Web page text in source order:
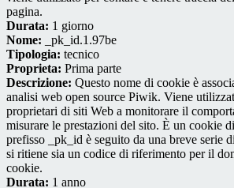
pagina.
Durata: 1 giorno
Nome: _pk_id.1.97be
Tipologia: tecnico
Proprieta: Prima parte
Descrizione: Questo nome di cookie è
analisi web open source Piwik. Viene
proprietari di siti Web a monitorare il
misurare le prestazioni del sito. È un cookie
prefisso _pk_id è seguito da una breve serie
si ritiene sia un codice di riferimento per il
cookie.
Durata: 1 anno